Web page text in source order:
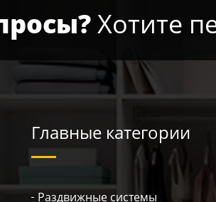
Хотите
Главные категории
Раздвижные системы